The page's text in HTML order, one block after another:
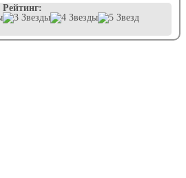
Рейтинг: